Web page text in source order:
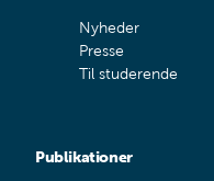
Nyheder
Presse
Til studerende
Publikationer